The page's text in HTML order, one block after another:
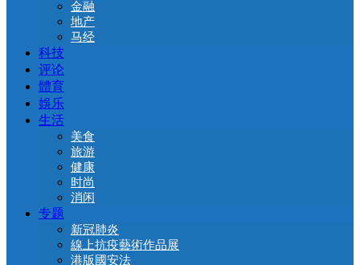
金融
地产
马经
科技
评论
體育
娛乐
生活
美食
旅游
健康
时尚
消闲
专题
新冠肺炎
線上抗疫藝術作品展
港版國安法